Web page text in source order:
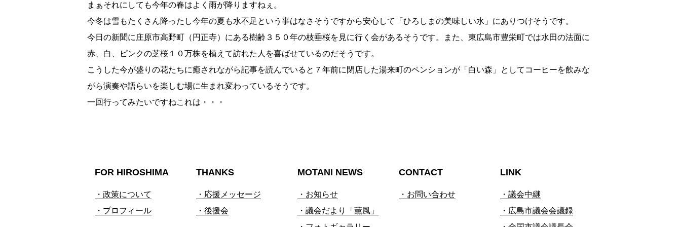
まぁそれにしても今年の春はよく雨が降りますねぇ。
今冬は雪もたくさん降ったし今年の夏も水不足という事はなさそうですから安心して「ひろしまの美味しい水」にありつけそうです。
今日の新聞に庄原市高野町（円正寺）にある樹齢３５０年の枝垂桜を見に行く会があるそうです。また、東広島市豊栄町では水田の法面に
赤、白、ピンクの芝桜１０万株を植えて訪れた人を喜ばせているのだそうです。
こうした今が盛りの花たちに癒されながら記事を読んでいると７年前に閉店した湯来町のペンションが「白い森」としてコーヒーを飲みな
がら演奏や語らいを楽しむ場に生まれ変わっているそうです。
一回行ってみたいですねこれは・・・
FOR HIROSHIMA
・政策について
・プロフィール
THANKS
・応援メッセージ
・後援会
MOTANI NEWS
・お知らせ
・議会だより「薫風」
CONTACT
・お問い合わせ
LINK
・議会中継
・広島市議会会議録